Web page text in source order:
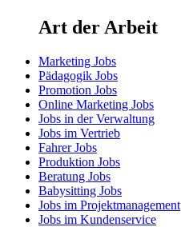
Art der Arbeit
Marketing Jobs
Pädagogik Jobs
Promotion Jobs
Online Marketing Jobs
Jobs in der Verwaltung
Jobs im Vertrieb
Fahrer Jobs
Produktion Jobs
Beratung Jobs
Babysitting Jobs
Jobs im Projektmanagement
Jobs im Kundenservice